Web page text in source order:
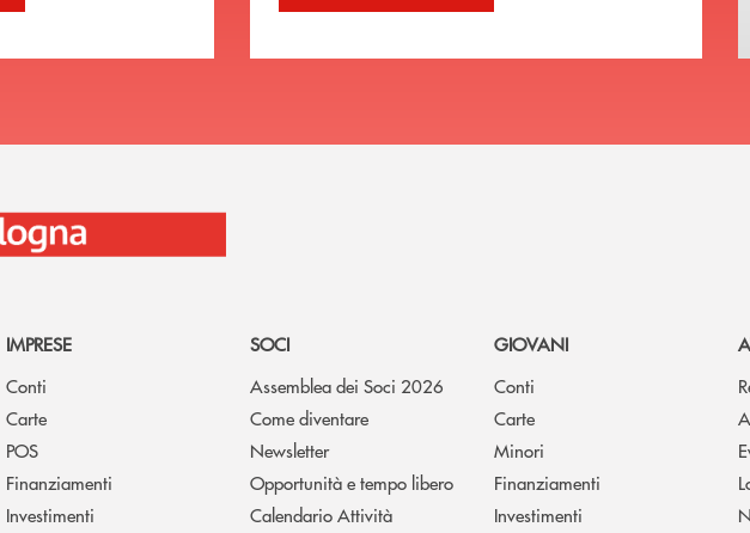
IMPRESE
Conti
Carte
POS
Finanziamenti
Investimenti
SOCI
Assemblea dei Soci 2026
Come diventare
Newsletter
Opportunità e tempo libero
Calendario Attività
GIOVANI
Conti
Carte
Minori
Finanziamenti
Investimenti